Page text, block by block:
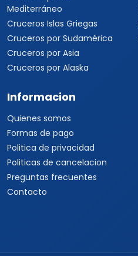
Mediterráneo
Cruceros Islas Griegas
Cruceros por Sudamérica
Cruceros por Asia
Cruceros por Alaska
Informacion
Quienes somos
Formas de pago
Politica de privacidad
Politicas de cancelacion
Preguntas frecuentes
Contacto